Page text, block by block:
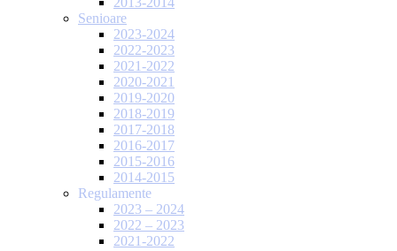
Senioare
2023-2024
2022-2023
2021-2022
2020-2021
2019-2020
2018-2019
2017-2018
2016-2017
2015-2016
2014-2015
Regulamente
2023 – 2024
2022 – 2023
2021-2022